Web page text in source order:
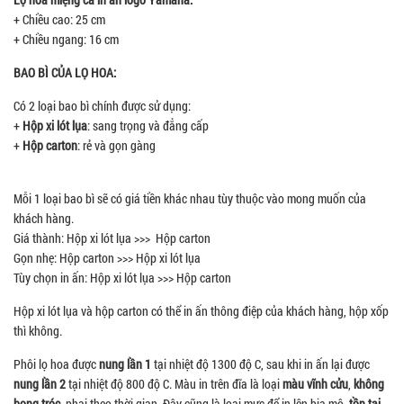
+ Chiều cao: 25 cm
+ Chiều ngang: 16 cm
BAO BÌ CỦA LỌ HOA:
Có 2 loại bao bì chính được sử dụng:
+ Hộp xi lót lụa: sang trọng và đẳng cấp
+ Hộp carton: rẻ và gọn gàng
Mỗi 1 loại bao bì sẽ có giá tiền khác nhau tùy thuộc vào mong muốn của
khách hàng.
Giá thành: Hộp xi lót lụa >>> Hộp carton
Gọn nhẹ: Hộp carton >>> Hộp xi lót lụa
Tùy chọn in ấn: Hộp xi lót lụa >>> Hộp carton
Hộp xi lót lụa và hộp carton có thể in ấn thông điệp của khách hàng, hộp xốp
thì không.
Phôi lọ hoa đượcnung lần 1 tại nhiệt độ 1300 độ C, sau khi in ấn lại được
nung lần 2tại nhiệt độ 800 độ C. Màu in trên đĩa là loạimàu vĩnh cửu, không